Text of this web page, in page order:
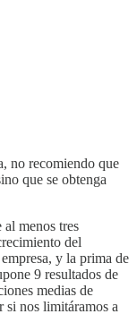
no recomiendo que
que se obtenga
al menos tres
del
y la prima de
9 resultados de
medias de
si nos limitáramos a